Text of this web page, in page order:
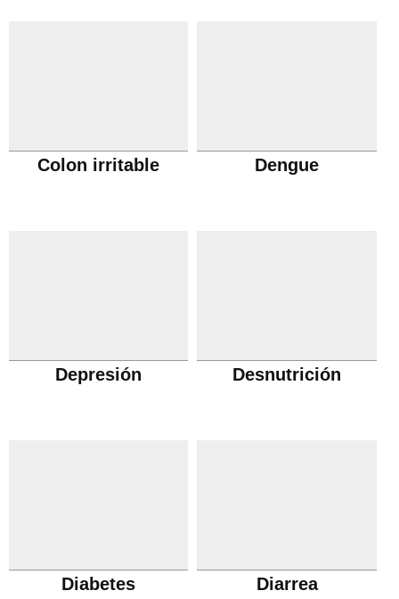
Colon irritable Dengue
Depresión Desnutrición
Diabetes Diarrea